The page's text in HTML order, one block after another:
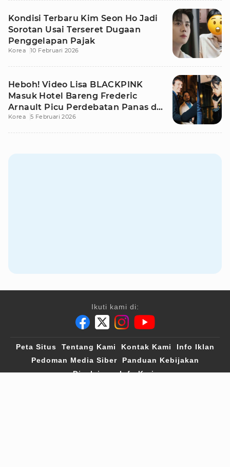
Kondisi Terbaru Kim Seon Ho Jadi
Sorotan Usai Terseret Dugaan
Penggelapan Pajak
Korea 10 Februari 2026
Heboh! Video Lisa BLACKPINK
Masuk Hotel Bareng Frederic
Arnault Picu Perdebatan Panas di
Medsos
Korea 5 Februari 2026
Ikuti kami di:
Peta Situs Tentang Kami Kontak Kami
Info Iklan
Pedoman Media Siber
Panduan Kebijakan
Disclaimer
Info Karir